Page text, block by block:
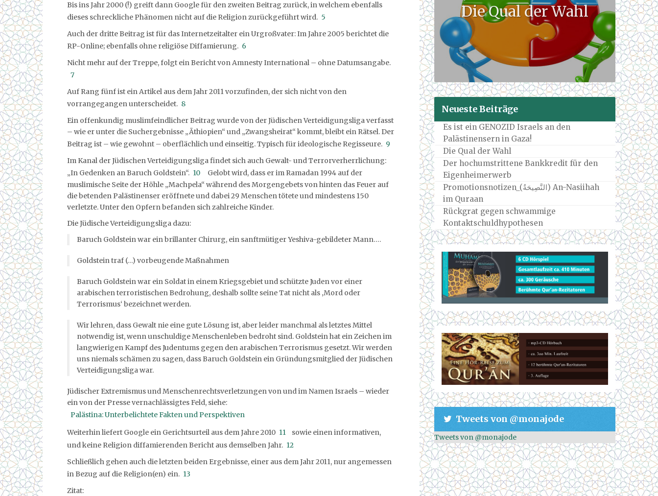
Bis ins Jahr 2000 (!) greift dann Google für den zweiten Beitrag zurück, in welchem ebenfalls
dieses schreckliche Phänomen nicht auf die Religion zurückgeführt wird. 5
Auch der dritte Beitrag ist für das Internetzeitalter ein Urgroßvater: Im Jahre 2005 berichtet die
RP-Online; ebenfalls ohne religiöse Diffamierung. 6
Nicht mehr auf der Treppe, folgt ein Bericht von Amnesty International – ohne Datumsangabe.
7
Auf Rang fünf ist ein Artikel aus dem Jahr 2011 vorzufinden, der sich nicht von den
vorrangegangen unterscheidet. 8
Ein offenkundig muslimfeindlicher Beitrag wurde von der Jüdischen Verteidigungsliga verfasst
– wie er unter die Suchergebnisse „Äthiopien“ und „Zwangsheirat“ kommt, bleibt ein Rätsel. Der
Beitrag ist – wie gewohnt – oberflächlich und einseitig. Typisch für ideologische Regisseure. 9
Im Kanal der Jüdischen Verteidigungsliga findet sich auch Gewalt- und Terrorverherrlichung:
„In Gedenken an Baruch Goldstein“. 10
Gelobt wird, dass er im Ramadan 1994 auf der
muslimische Seite der Höhle „Machpela“ während des Morgengebets von hinten das Feuer auf
die betenden Palästinenser eröffnete und dabei 29 Menschen tötete und mindestens 150
verletzte. Unter den Opfern befanden sich zahlreiche Kinder.
Die Jüdische Verteidigungsliga dazu:
Baruch Goldstein war ein brillanter Chirurg, ein sanftmütiger Yeshiva-gebildeter Mann….
Goldstein traf (…) vorbeugende Maßnahmen
Baruch Goldstein war ein Soldat in einem Kriegsgebiet und schützte Juden vor einer
arabischen terroristischen Bedrohung, deshalb sollte seine Tat nicht als ‚Mord oder
Terrorismus‘ bezeichnet werden.
Wir lehren, dass Gewalt nie eine gute Lösung ist, aber leider manchmal als letztes Mittel
notwendig ist, wenn unschuldige Menschenleben bedroht sind. Goldstein hat ein Zeichen im
langwierigen Kampf des Judentums gegen den arabischen Terrorismus gesetzt. Wir werden
uns niemals schämen zu sagen, dass Baruch Goldstein ein Gründungsmitglied der Jüdischen
Verteidigungsliga war.
Jüdischer Extremismus und Menschenrechtsverletzungen von und im Namen Israels – wieder
ein von der Presse vernachlässigtes Feld, siehe:
Palästina: Unterbelichtete Fakten und Perspektiven
Weiterhin liefert Google ein Gerichtsurteil aus dem Jahre 2010 11
sowie einen informativen,
und keine Religion diffamierenden Bericht aus demselben Jahr. 12
Schließlich gehen auch die letzten beiden Ergebnisse, einer aus dem Jahr 2011, nur angemessen
in Bezug auf die Religion(en) ein. 13
Zitat:
Die Qual der Wahl
Neueste Beiträge
Es ist ein GENOZID Israels an den
Palästinensern in Gaza!
Die Qual der Wahl
Der hochumstrittene Bankkredit für den
Eigenheimerwerb
Promotionsnotizen_(النَّصِيحَةُ) An-Nasiihah
im Quraan
Rückgrat gegen schwammige
Kontaktschuldhypothesen
Tweets von @monajode
Tweets von @monajode